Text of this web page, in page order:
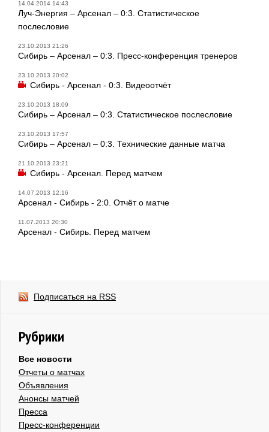
14.04.2014 14:43
Луч-Энергия – Арсенал – 0:3. Статистическое
послесловие
23.10.2013 21:26
Сибирь – Арсенал – 0:3. Пресс-конференция тренеров
23.10.2013 20:02
Сибирь - Арсенал - 0:3. Видеоотчёт
23.10.2013 18:09
Сибирь – Арсенал – 0:3. Статистическое послесловие
23.10.2013 17:57
Сибирь – Арсенал – 0:3. Технические данные матча
21.10.2013 23:21
Сибирь - Арсенал. Перед матчем
14.07.2013 12:16
Арсенал - Сибирь - 2:0. Отчёт о матче
11.07.2013 20:30
Арсенал - Сибирь. Перед матчем
Подписаться на RSS
Рубрики
Все новости
Отчеты о матчах
Объявления
Анонсы матчей
Пресса
Пресс-конференции